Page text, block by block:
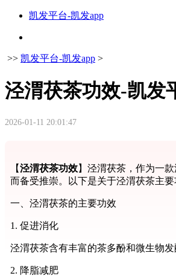
凯发平台-凯发app
>> 凯发平台-凯发app >
泾渭茯茶功效-凯发
2026-01-11 20:01:47
【泾渭茯茶功效】泾渭茯茶，作为一
而备受推崇。以下是关于泾渭茯茶主要
一、泾渭茯茶的主要功效
1. 促进消化
泾渭茯茶含有丰富的茶多酚和微生物
2. 降脂减肥